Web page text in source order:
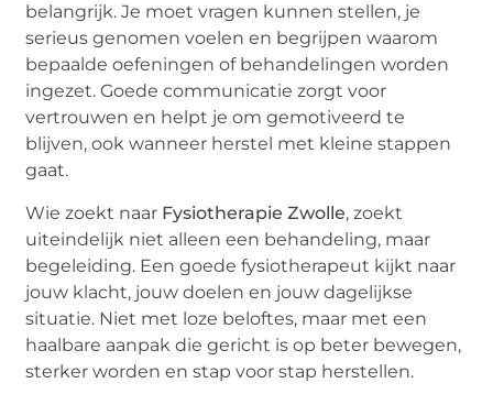
belangrijk. Je moet vragen kunnen stellen, je
serieus genomen voelen en begrijpen waarom
bepaalde oefeningen of behandelingen worden
ingezet. Goede communicatie zorgt voor
vertrouwen en helpt je om gemotiveerd te
blijven, ook wanneer herstel met kleine stappen
gaat.
Wie zoekt naar Fysiotherapie Zwolle, zoekt
uiteindelijk niet alleen een behandeling, maar
begeleiding. Een goede fysiotherapeut kijkt naar
jouw klacht, jouw doelen en jouw dagelijkse
situatie. Niet met loze beloftes, maar met een
haalbare aanpak die gericht is op beter bewegen,
sterker worden en stap voor stap herstellen.